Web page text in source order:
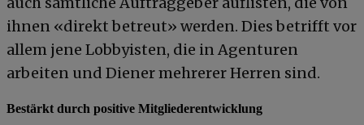
ihnen «direkt betreut» werden. Dies betrifft vor
allem jene Lobbyisten, die in Agenturen
arbeiten und Diener mehrerer Herren sind.
Bestärkt durch positive Mitgliederentwicklung